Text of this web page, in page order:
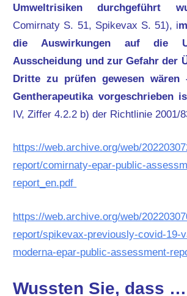
Umweltrisiken durchgeführt
Comirnaty S. 51, Spikevax S. 51), i
die Auswirkungen auf die
Ausscheidung und zur Gefahr der
Dritte zu prüfen gewesen
Gentherapeutika vorgeschrieben
IV, Ziffer 4.2.2 b) der Richtlinie 2001/
https://web.archive.org/web/
report/comirnaty-epar-public-
report_en.pdf
https://web.archive.org/web/
report/spikevax-previously-covid-19-
moderna-epar-public-assessment-
Wussten Sie, dass …